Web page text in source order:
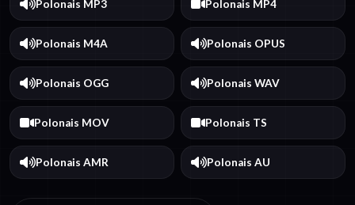
Polonais MP3 Polonais MP4
Polonais M4A Polonais OPUS
Polonais OGG Polonais WAV
Polonais MOV Polonais TS
Polonais AMR Polonais AU